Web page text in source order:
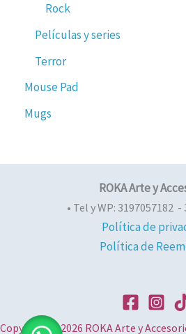
Rock
Películas y series
Terror
Mouse Pad
Mugs
ROKA Arte y
• Tel y WP: 3197057182 -
Política de
Política de
Copyright © 2026 ROKA Arte y